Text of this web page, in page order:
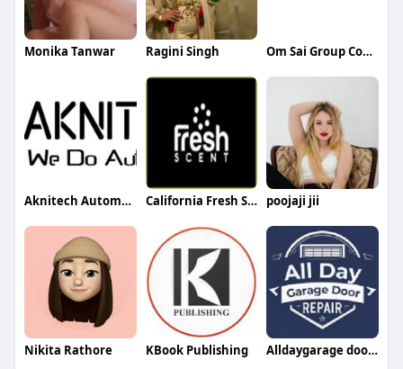
Monika Tanwar Ragini Singh Om Sai Group Consultancy
Aknitech Automation California Fresh Scent poojaji jii
Nikita Rathore KBook Publishing Alldaygarage doorrepair